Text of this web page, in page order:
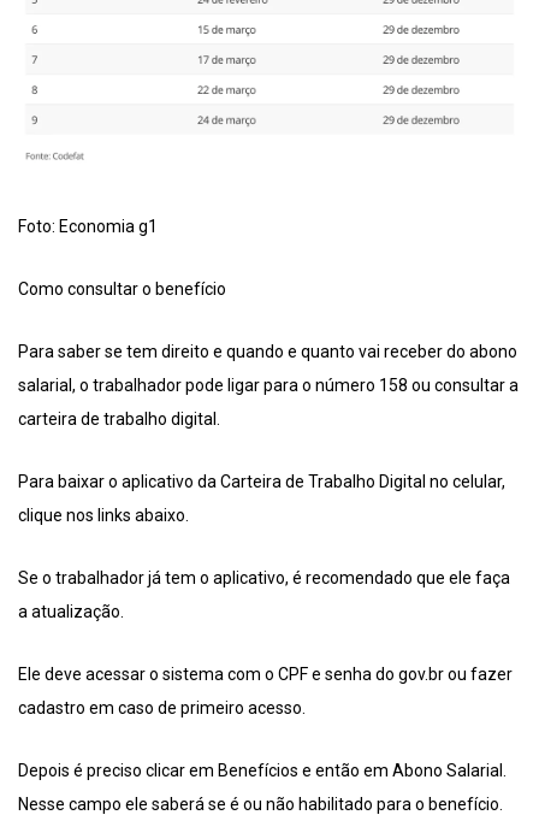
Foto: Economia g1
Como consultar o benefício
Para saber se tem direito e quando e quanto vai receber do abono
salarial, o trabalhador pode ligar para o número 158 ou consultar a
carteira de trabalho digital.
Para baixar o aplicativo da Carteira de Trabalho Digital no celular,
clique nos links abaixo.
Se o trabalhador já tem o aplicativo, é recomendado que ele faça
a atualização.
Ele deve acessar o sistema com o CPF e senha do gov.br ou fazer
cadastro em caso de primeiro acesso.
Depois é preciso clicar em Benefícios e então em Abono Salarial.
Nesse campo ele saberá se é ou não habilitado para o benefício.